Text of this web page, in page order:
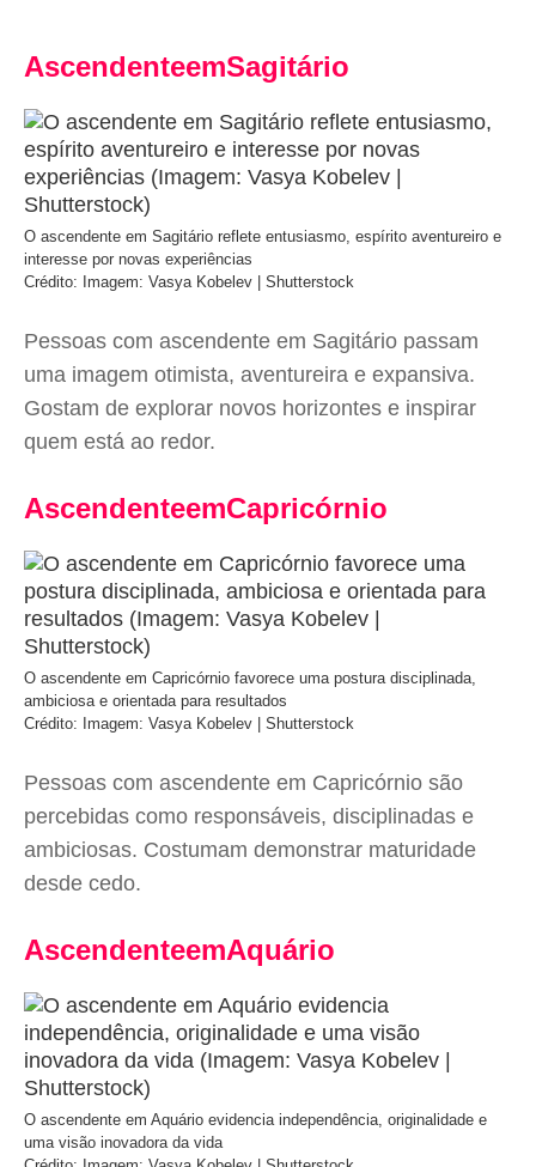
AscendenteemSagitário
O ascendente em Sagitário reflete entusiasmo, espírito aventureiro e
interesse por novas experiências
Crédito: Imagem: Vasya Kobelev | Shutterstock
Pessoas com ascendente em Sagitário passam
uma imagem otimista, aventureira e expansiva.
Gostam de explorar novos horizontes e inspirar
quem está ao redor.
AscendenteemCapricórnio
O ascendente em Capricórnio favorece uma postura disciplinada,
ambiciosa e orientada para resultados
Crédito: Imagem: Vasya Kobelev | Shutterstock
Pessoas com ascendente em Capricórnio são
percebidas como responsáveis, disciplinadas e
ambiciosas. Costumam demonstrar maturidade
desde cedo.
AscendenteemAquário
O ascendente em Aquário evidencia independência, originalidade e
uma visão inovadora da vida